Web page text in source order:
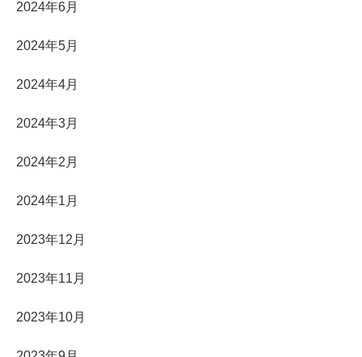
2024年6月
2024年5月
2024年4月
2024年3月
2024年2月
2024年1月
2023年12月
2023年11月
2023年10月